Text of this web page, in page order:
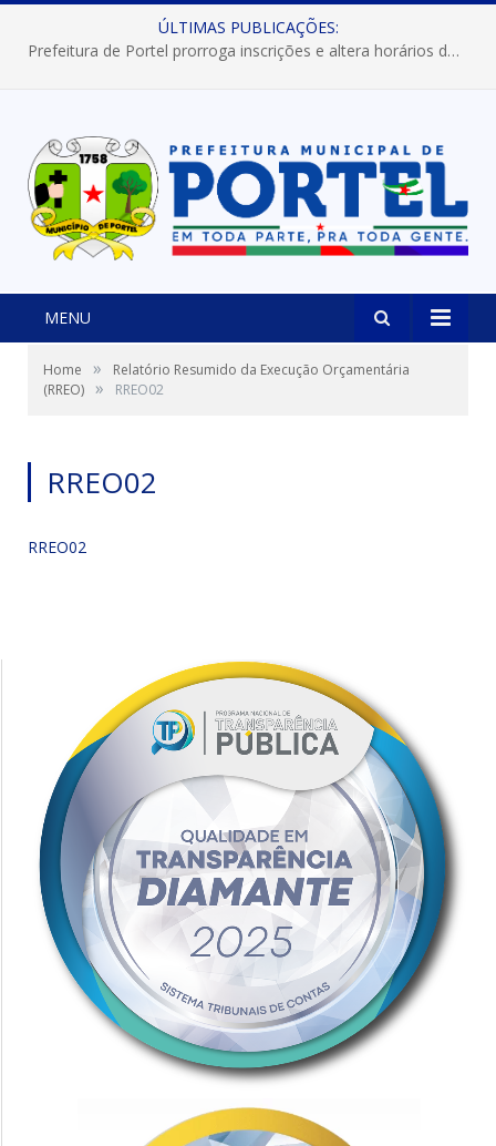
ÚLTIMAS PUBLICAÇÕES:
Prefeitura de Portel prorroga inscrições e altera horários dos concursos “Musa” e “Miss Mix Verão 2026”
MENU
Home »
Relatório Resumido da Execução Orçamentária
(RREO) » RREO02
RREO02
RREO02